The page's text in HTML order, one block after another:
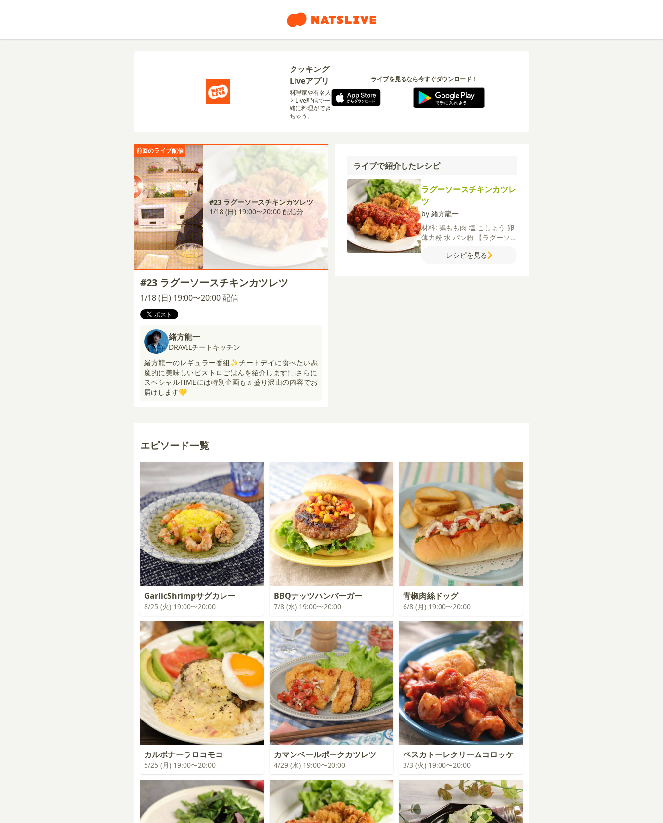
クッキング
Liveアプリ
料理家や有名人
とLive配信で一
緒に料理ができ
ちゃう。
ライブを見るなら今すぐダウンロード！
前回のライブ配信
#23 ラグーソースチキンカツレツ
1/18 (日) 19:00〜20:00 配信分
#23 ラグーソースチキンカツレツ
1/18 (日) 19:00〜20:00 配信
緒方龍一
DRAVILチートキッチン
緒方龍一のレギュラー番組✨チートデイに食べたい悪
魔的に美味しいビストロごはんを紹介します🍽️さらに
スペシャルTIMEには特別企画も♬盛り沢山の内容でお
届けします💛
ライブで紹介したレシピ
ラグーソースチキンカツレ
ツ
by 緒方龍一
材料: 鶏もも肉 塩 こしょう 卵
薄力粉 水 パン粉
【ラグーソー
コンソメ（顆粒）
レシピを見る
エピソード一覧
GarlicShrimpサグカレー
8/25 (火) 19:00〜20:00
BBQナッツハンバーガー
7/8 (水) 19:00〜20:00
青椒肉絲ドッグ
6/8 (月) 19:00〜20:00
カルボナーラロコモコ
5/25 (月) 19:00〜20:00
カマンベールポークカツレツ
4/29 (水) 19:00〜20:00
ペスカトーレクリームコロッケ
3/3 (火) 19:00〜20:00